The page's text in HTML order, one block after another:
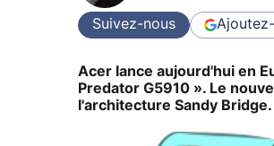
Suivez-nous
Acer lance aujourd'hui en
Predator G5910 ». Le
l'architecture Sandy